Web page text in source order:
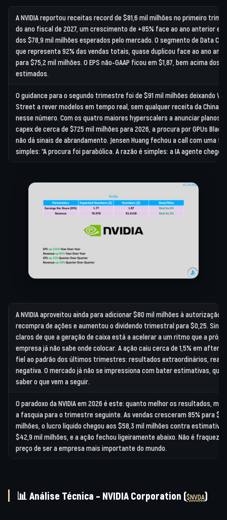
A NVIDIA reportou receitas record de$81,6 mil milhões no primeiro
do ano fiscal de 2027, um crescimento de +85% face ao ano anteriore
dos $78,9 mil milhões esperados pelo mercado. O segmento de Data
que representa 92% das vendas totais, quase duplicou face ao ano
para$75,2 mil milhões. O EPS não-GAAP ficou em$1,87 , bem acima dos
estimados.
O guidance para o segundo trimestre foi de$91 mil milhões deixando
Street a rever modelos em tempo real, sem qualquer receita da China
nesse número. Com os quatro maiores hyperscalers a anunciar planos
capex de cerca de $725 mil milhões para 2026, a procura por GPUs
não dá sinais de abrandamento. Jensen Huang fechou a call com uma
simples: “A procura foi parabólica. A razão é simples: a IA agente
A NVIDIA aproveitou ainda para adicionar$80 mil milhões à autorização
recompra de ações e aumentou o dividendo trimestral para$0,25. Sinais
claros de que a geração de caixa está a acelerar a um ritmo que a
empresa já não sabe onde colocar. A ação caiu cerca de 1,5% em after-
fiel ao padrão dos últimos trimestres: resultados extraordinários,
negativa. O mercado já não se impressiona com bater estimativas, quer
saber o que vem a seguir.
O paradoxo da NVIDIA em 2026 é este: quanto melhor os resultados,
a fasquia para o trimestre seguinte. As vendas cresceram 85% para
milhões, o lucro líquido chegou aos $58,3 mil milhões contra
$42,9 mil milhões, e a ação fechou ligeiramente abaixo. Não é fraqueza,
preço de ser a empresa mais importante do mundo.
📊 Análise Técnica – NVIDIA Corporation ($NVDA)